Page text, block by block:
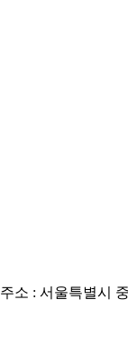
주소 : 서울특별시